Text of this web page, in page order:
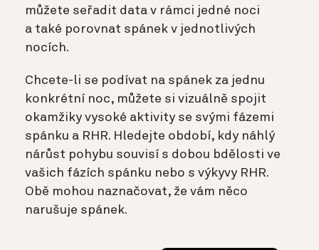
můžete seřadit data v rámci jedné noci
a také porovnat spánek v jednotlivých
nocích.
Chcete-li se podívat na spánek za jednu
konkrétní noc, můžete si vizuálně spojit
okamžiky vysoké aktivity se svými fázemi
spánku a RHR. Hledejte období, kdy náhlý
nárůst pohybu souvisí s dobou bdělosti ve
vašich fázích spánku nebo s výkyvy RHR.
Obě mohou naznačovat, že vám něco
narušuje spánek.